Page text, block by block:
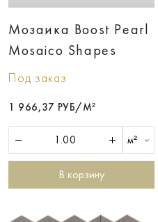
Мозаика Boost Pearl
Mosaico Shapes
Под заказ
1 966,37 РУБ/М²
м²
В корзину